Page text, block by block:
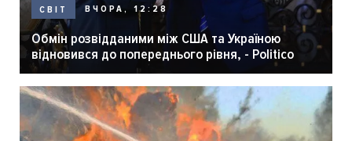
СВІТ ВЧОРА, 12:28
Обмін розвідданими між США та Україною
відновився до попереднього рівня, - Politico